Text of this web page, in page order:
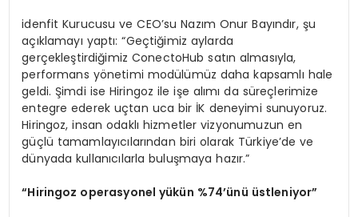
idenfit Kurucusu ve CEO’su Nazım Onur Bayındır, şu
açıklamayı yaptı: “Geçtiğimiz aylarda
gerçekleştirdiğimiz ConectoHub satın almasıyla,
performans yönetimi modülümüz daha kapsamlı hale
geldi. Şimdi ise Hiringoz ile işe alımı da süreçlerimize
entegre ederek uçtan uca bir İK deneyimi sunuyoruz.
Hiringoz, insan odaklı hizmetler vizyonumuzun en
güçlü tamamlayıcılarından biri olarak Türkiye’de ve
dünyada kullanıcılarla buluşmaya hazır.”
“Hiringoz operasyonel yükün %74’ünü üstleniyor”